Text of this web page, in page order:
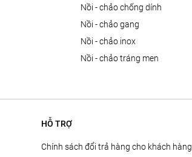
nồi - chảo chống dính
nồi - chảo gang
nồi - chảo inox
nồi - chảo tráng men
HỖ TRỢ
Chính sách đổi trả hàng cho khách hàng